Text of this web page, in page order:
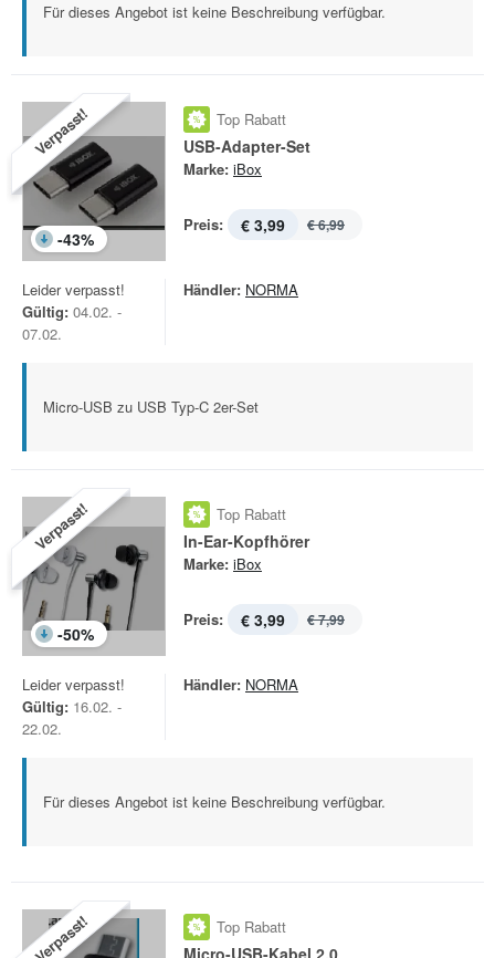
Für dieses Angebot ist keine Beschreibung verfügbar.
Verpasst!
-43%
Top Rabatt
USB-Adapter-Set
Marke: iBox
Preis: € 3,99 € 6,99
Leider verpasst!
Gültig: 04.02. -
07.02.
Händler: NORMA
Micro-USB zu USB Typ-C 2er-Set
Verpasst!
-50%
Top Rabatt
In-Ear-Kopfhörer
Marke: iBox
Preis: € 3,99 € 7,99
Leider verpasst!
Gültig: 16.02. -
22.02.
Händler: NORMA
Für dieses Angebot ist keine Beschreibung verfügbar.
Verpasst! Top Rabatt
Micro-USB-Kabel 2.0